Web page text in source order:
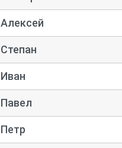
Алексей
Степан
Иван
Павел
Петр